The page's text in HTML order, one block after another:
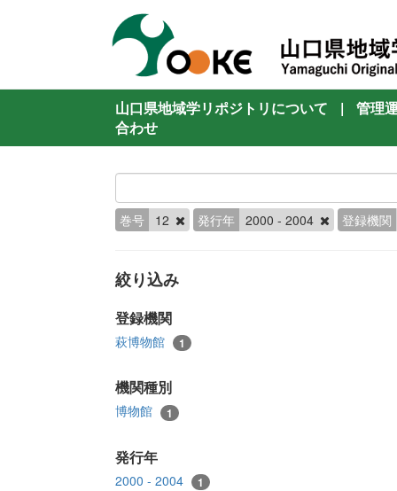
山口県地域学リポジトリについて |
管理
合わせ
巻号 12 発行年 2000 - 2004 登録機関
絞り込み
登録機関
萩博物館 1
機関種別
博物館 1
発行年
2000 - 2004 1